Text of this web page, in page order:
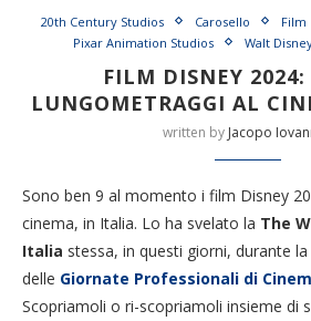
20th Century Studios Carosello Film
Pixar Animation Studios
Walt
FILM DISNEY
LUNGOMETRAGGI AL
written by Jacopo
Sono ben 9 al momento i film Disney
cinema, in Italia. Lo ha svelato la The
Italia stessa, in questi giorni, durante
delle Giornate Professionali di
Scopriamoli o ri-scopriamoli insieme di